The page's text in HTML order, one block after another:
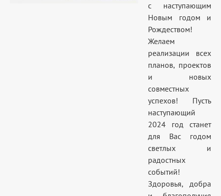
с наступающим
Новым годом и
Рождеством!
Желаем
реализации всех
планов, проектов
и новых
совместных
успехов! Пусть
наступающий
2024 год станет
для Вас годом
светлых и
радостных
событий!
Здоровья, добра